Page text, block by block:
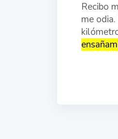
Recibo
me